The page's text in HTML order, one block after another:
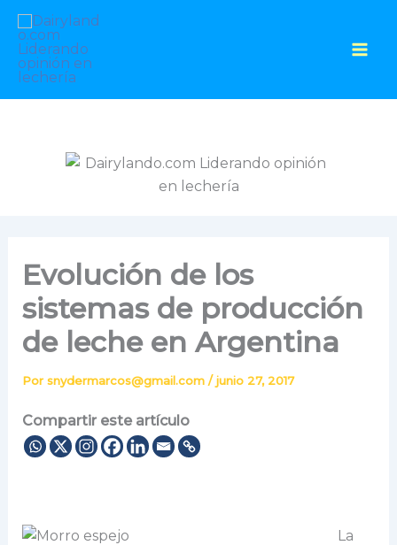
contenido
Evolución de los
sistemas de producción
de leche en Argentina
Por snydermarcos@gmail.com /junio 27, 2017
Compartir este artículo
La